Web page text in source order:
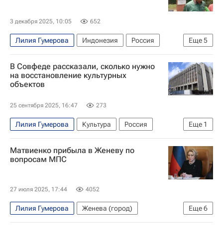
3 декабря 2025, 10:05 652
Еще5
Лилия Гумерова Индонезия
Россия
Джакарта
Лев Толстой (писатель)
Григорий Карасин
Совет Федерации РФ
В мире
В Совфеде рассказали, сколько нужно
на восстановление культурных
объектов
25 сентября 2025, 16:47 273
Еще 1
Лилия Гумерова Культура
Россия
Совет Федерации РФ
Матвиенко прибыла в Женеву по
вопросам МПС
27 июля 2025, 17:44 4052
Еще6
Лилия Гумерова
Женева (город)
Валентина Матвиенко
Совет Федерации РФ